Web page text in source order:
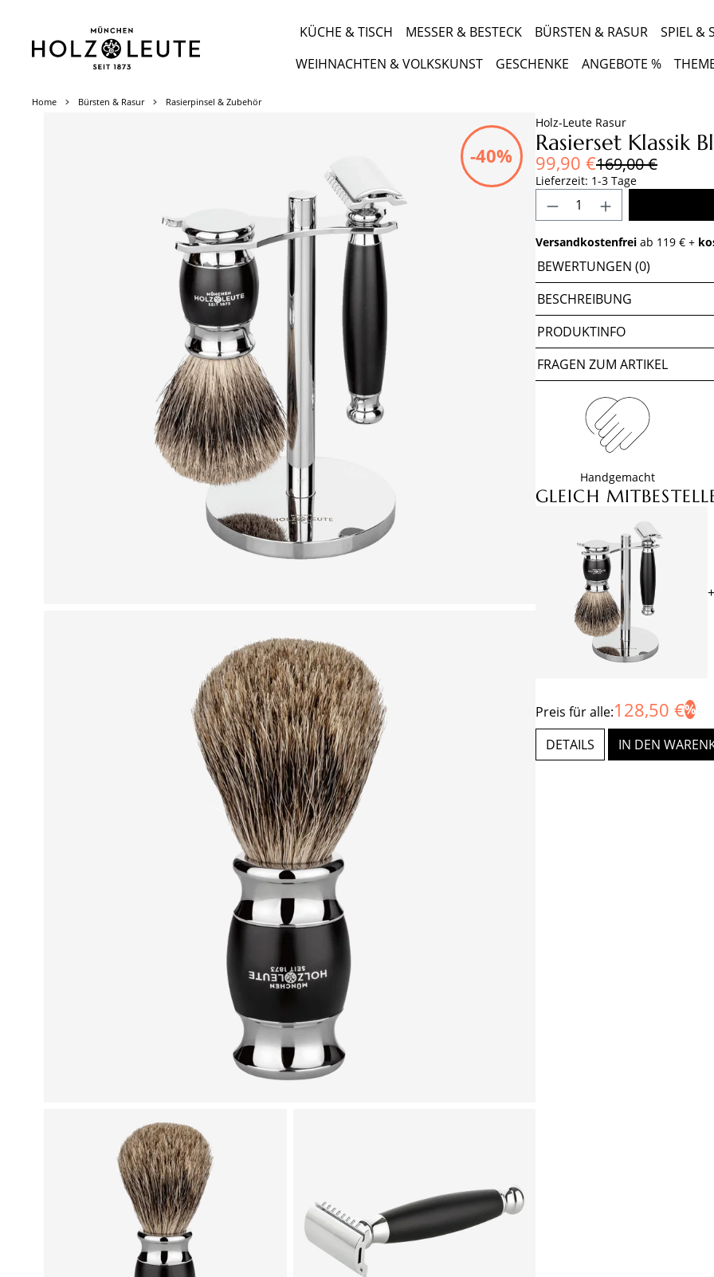
KÜCHE & TISCH MESSER & BESTECK BÜRSTEN & RASUR
SPIEL &
WEIHNACHTEN & VOLKSKUNST
GESCHENKE ANGEBOTE %
Home Bürsten & Rasur Rasierpinsel & Zubehör
Holz-Leute Rasur
Rasierset Klassik
Verkaufspreis:
Regulärer Preis:
169,00 €
99,90 €
Lieferzeit: 1-3 Tage
Produkt Anzahl:
Versandkostenfrei ab 119 € +
BEWERTUNGEN (0)
BESCHREIBUNG
PRODUKTINFO
FRAGEN ZUM ARTIKEL
Handgemacht
GLEICH
+
Preis für alle:128,50 €
DETAILS IN DEN
-40%